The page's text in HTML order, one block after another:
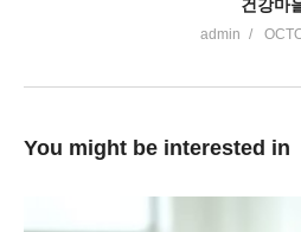
건강마
admin
You might be interested in